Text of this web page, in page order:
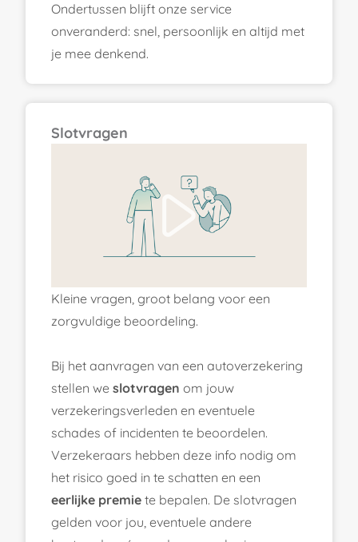
Ondertussen blijft onze service
onveranderd: snel, persoonlijk en altijd met
je mee denkend.
Slotvragen
Kleine vragen, groot belang voor een
zorgvuldige beoordeling.
Bij het aanvragen van een autoverzekering
stellen we slotvragen om jouw
verzekeringsverleden en eventuele
schades of incidenten te beoordelen.
Verzekeraars hebben deze info nodig om
het risico goed in te schatten en een
eerlijke premie te bepalen. De slotvragen
gelden voor jou, eventuele andere